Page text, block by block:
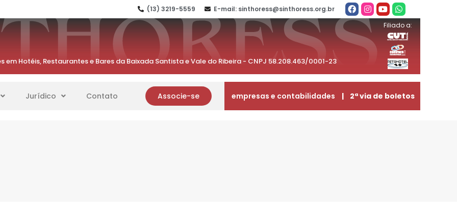
(13) 3219-5559 E-mail: sinthoress@sinthoress.org.br
Hotéis, Restaurantes e Bares da Baixada Santista e Vale do Ribeira - CNPJ 58.208.463/0001-23
Filiado a:
Jurídico Contato Associe-se empresas e contabilidades | 2ª via de boletos